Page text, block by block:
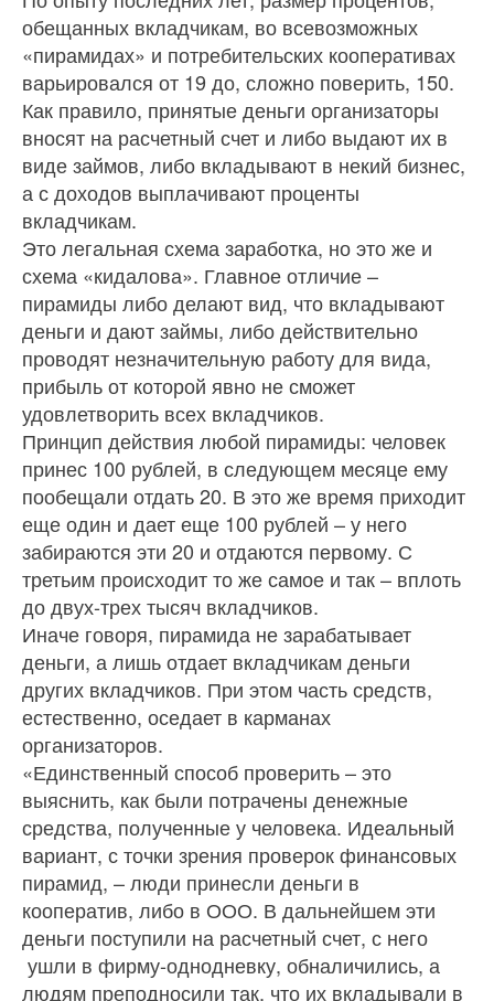
обещанных вкладчикам, во всевозможных
«пирамидах» и потребительских кооперативах
варьировался от 19 до, сложно поверить, 150.
Как правило, принятые деньги организаторы
вносят на расчетный счет и либо выдают их в
виде займов, либо вкладывают в некий бизнес,
а с доходов выплачивают проценты
вкладчикам.
Это легальная схема заработка, но это же и
схема «кидалова». Главное отличие –
пирамиды либо делают вид, что вкладывают
деньги и дают займы, либо действительно
проводят незначительную работу для вида,
прибыль от которой явно не сможет
удовлетворить всех вкладчиков.
Принцип действия любой пирамиды: человек
принес 100 рублей, в следующем месяце ему
пообещали отдать 20. В это же время приходит
еще один и дает еще 100 рублей – у него
забираются эти 20 и отдаются первому. С
третьим происходит то же самое и так – вплоть
до двух-трех тысяч вкладчиков.
Иначе говоря, пирамида не зарабатывает
деньги, а лишь отдает вкладчикам деньги
других вкладчиков. При этом часть средств,
естественно, оседает в карманах
организаторов.
«Единственный способ проверить – это
выяснить, как были потрачены денежные
средства, полученные у человека. Идеальный
вариант, с точки зрения проверок финансовых
пирамид, – люди принесли деньги в
кооператив, либо в ООО. В дальнейшем эти
деньги поступили на расчетный счет, с него
ушли в фирму-однодневку, обналичились, а
людям преподносили так, что их вкладывали в